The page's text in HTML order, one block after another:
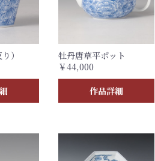
）
牡丹唐草平ポット
￥44,000
作品詳細